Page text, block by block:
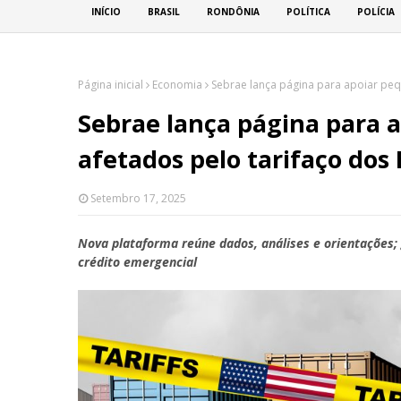
INÍCIO BRASIL RONDÔNIA POLÍTICA POLÍCIA
Página inicial Economia Sebrae lança página para apoiar
Sebrae lança página para
afetados pelo tarifaço dos
Setembro 17, 2025
Nova plataforma reúne dados, análises e
crédito emergencial